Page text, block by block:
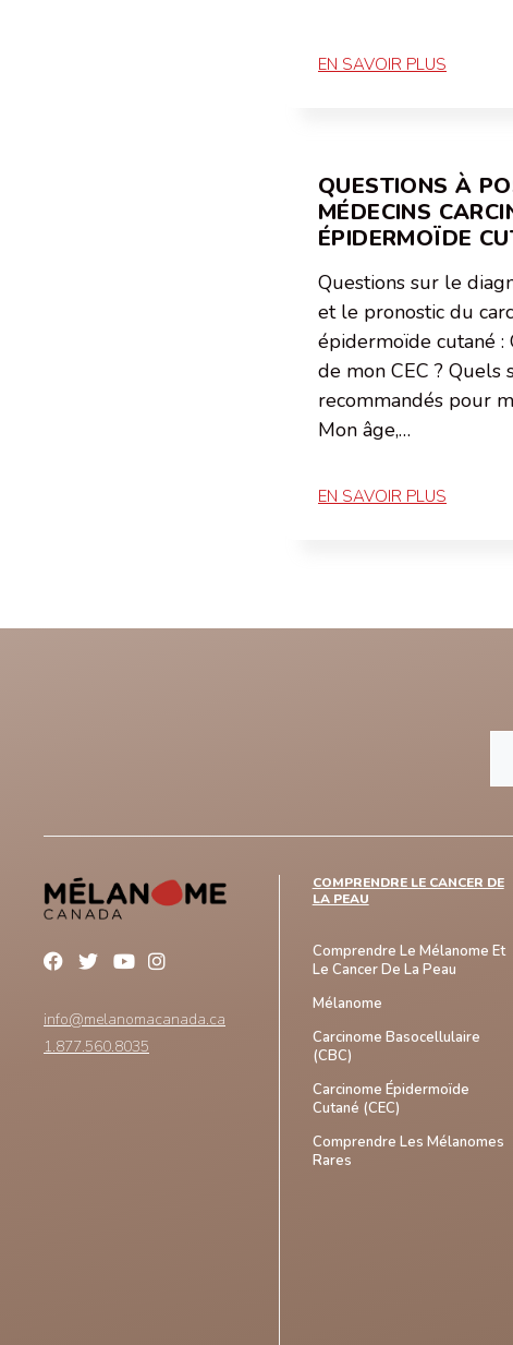
EN SAVOIR PLUS
QUESTIONS À
MÉDECINS
ÉPIDERMOÏDE
Questions sur le
et le pronostic du
épidermoïde cutané
de mon CEC ? Quels
recommandés pour
Mon âge,…
EN SAVOIR PLUS
info@melanomacanada.ca
1.877.560.8035
COMPRENDRE LE CANCER DE
LA PEAU
Comprendre Le Mélanome Et
Le Cancer De La Peau
Mélanome
Carcinome Basocellulaire
(CBC)
Carcinome Épidermoïde
Cutané (CEC)
Comprendre Les Mélanomes
Rares